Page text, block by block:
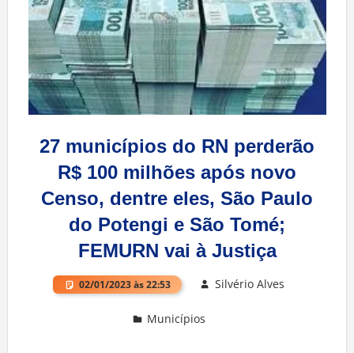
27 municípios do RN perderão
R$ 100 milhões após novo
Censo, dentre eles, São Paulo
do Potengi e São Tomé;
FEMURN vai à Justiça
02/01/2023 às 22:53 Silvério Alves
Municípios